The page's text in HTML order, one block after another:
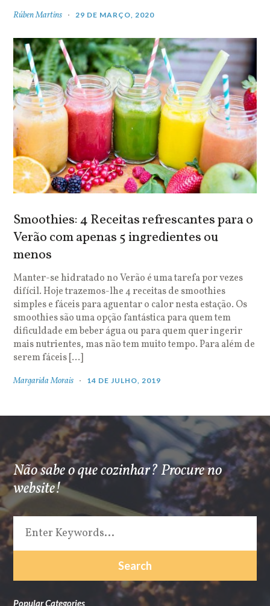
Rúben Martins 29 DE MARÇO, 2020
Smoothies: 4 Receitas refrescantes para o
Verão com apenas 5 ingredientes ou
menos
Manter-se hidratado no Verão é uma tarefa por vezes
difícil. Hoje trazemos-lhe 4 receitas de smoothies
simples e fáceis para aguentar o calor nesta estação. Os
smoothies são uma opção fantástica para quem tem
dificuldade em beber água ou para quem quer ingerir
mais nutrientes, mas não tem muito tempo. Para além de
serem fáceis […]
Margarida Morais 14 DE JULHO, 2019
Não sabe o que cozinhar? Procure no
website!
Popular Categories